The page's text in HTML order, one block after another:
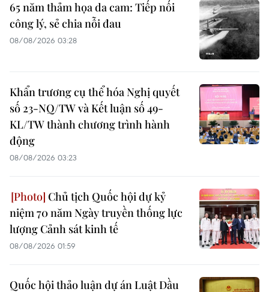
65 năm thảm họa da cam: Tiếp nối
công lý, sẻ chia nỗi đau
08/08/2026 03:28
Khẩn trương cụ thể hóa Nghị quyết
số 23-NQ/TW và Kết luận số 49-
KL/TW thành chương trình hành
động
08/08/2026 03:23
Chủ tịch Quốc hội dự kỷ
niệm 70 năm Ngày truyền thống lực
lượng Cảnh sát kinh tế
08/08/2026 01:59
Quốc hội thảo luận dự án Luật Dầu